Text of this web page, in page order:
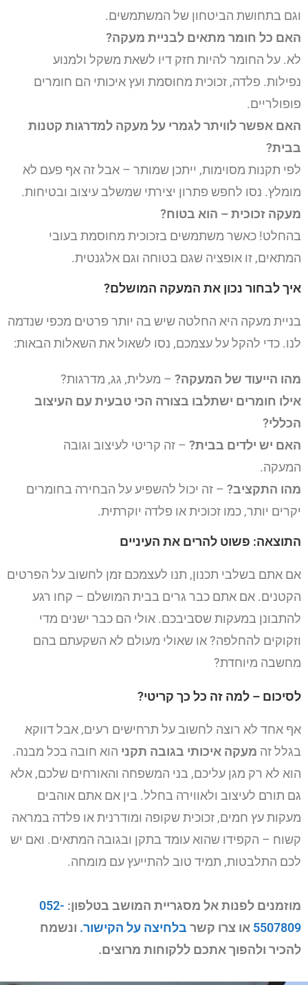
וגם בתחושת הביטחון של המשתמשים.
האם כל חומר מתאים לבניית מעקה?
לא. על החומר להיות חזק דיו לשאת משקל ולמנוע
נפילות. פלדה, זכוכית מחוסמת ועץ איכותי הם חומרים
פופולריים.
האם אפשר לוויתר לגמרי על מעקה למדרגות קטנות
בבית?
לפי תקנות מסוימות, ייתכן שמותר – אבל זה אף פעם לא
מומלץ. נסו לחפש פתרון יצירתי שמשלב עיצוב ובטיחות.
מעקה זכוכית – הוא בטוח?
בהחלט! כאשר משתמשים בזכוכית מחוסמת בעובי
המתאים, זו אופציה שגם בטוחה וגם אלגנטית.
איך לבחור נכון את המעקה המושלם?
בניית מעקה היא החלטה שיש בה יותר פרטים מכפי שנדמה
לנו. כדי להקל על עצמכם, נסו לשאול את השאלות הבאות:
מהו הייעוד של המעקה? – מעלית, גג, מדרגות?
אילו חומרים ישתלבו בצורה הכי טבעית עם העיצוב
הכללי?
האם יש ילדים בבית? – זה קריטי לעיצוב וגובה
המעקה.
מהו התקציב? – זה יכול להשפיע על הבחירה בחומרים
יקרים יותר, כמו זכוכית או פלדה יוקרתית.
התוצאה: פשוט להרים את העיניים
אם אתם בשלבי תכנון, תנו לעצמכם זמן לחשוב על הפרטים
הקטנים. אם אתם כבר גרים בבית המושלם – קחו רגע
להתבונן במעקות שסביבכם. אולי הם כבר ישנים מדי
וזקוקים להחלפה? או שאולי מעולם לא השקעתם בהם
מחשבה מיוחדת?
לסיכום – למה זה כל כך קריטי?
אף אחד לא רוצה לחשוב על תרחישים רעים, אבל דווקא
בגלל זה מעקה איכותי בגובה תקני הוא חובה בכל מבנה.
הוא לא רק מגן עליכם, בני המשפחה והאורחים שלכם, אלא
גם תורם לעיצוב ולאווירה בחלל. בין אם אתם אוהבים
מעקות עץ חמים, זכוכית שקופה ומודרנית או פלדה במראה
קשוח – הקפידו שהוא עומד בתקן ובגובה המתאים. ואם יש
לכם התלבטות, תמיד טוב להתייעץ עם מומחה.
מוזמנים לפנות אל מסגריית המושב בטלפון: 052-
5507809 או צרו קשר בלחיצה על הקישור. ונשמח
להכיר ולהפוך אתכם ללקוחות מרוצים.